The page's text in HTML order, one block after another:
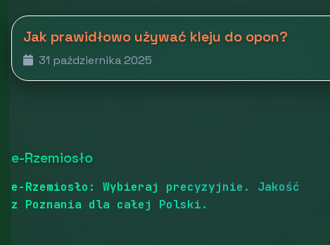
Jak prawidłowo używać kleju do opon?
31 października 2025
e-Rzemiosło
e-Rzemiosło: Wybieraj precyzyjnie. Jakość
z Poznania dla całej Polski.